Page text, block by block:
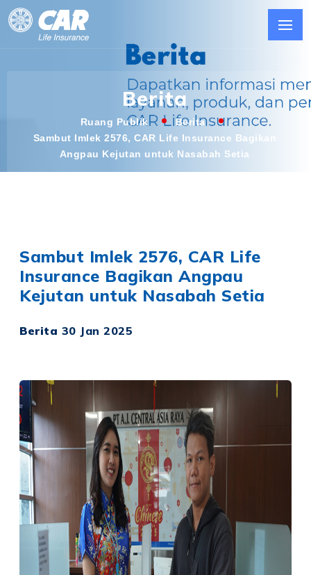
Berita
Ruang Publik
Berita
Sambut Imlek 2576, CAR Life Insurance Bagikan
Angpau Kejutan untuk Nasabah Setia
Sambut Imlek 2576, CAR Life
Insurance Bagikan Angpau
Kejutan untuk Nasabah Setia
Berita 30 Jan 2025